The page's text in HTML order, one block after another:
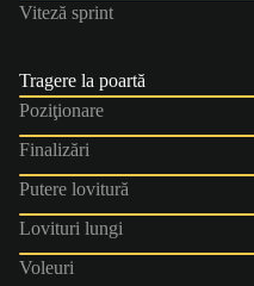
Viteză sprint
Tragere la poartă
Poziţionare
Finalizări
Putere lovitură
Lovituri lungi
Voleuri